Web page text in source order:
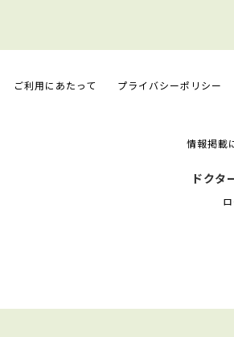
ご利用にあたって プライバシーポリシー
情報掲載
ドクタ